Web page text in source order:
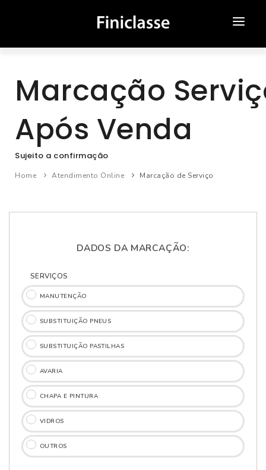
ATENDIMENTO ONLINE
NOVOS
USADOS
Marcação
Após Venda
Sujeito a confirmação
Home Atendimento Online Marcação de Serviço
DADOS DA MARCAÇÃO:
SERVIÇOS
MANUTENÇÃO
SUBSTITUIÇÃO PNEUS
SUBSTITUIÇÃO PASTILHAS
AVARIA
CHAPA E PINTURA
VIDROS
OUTROS